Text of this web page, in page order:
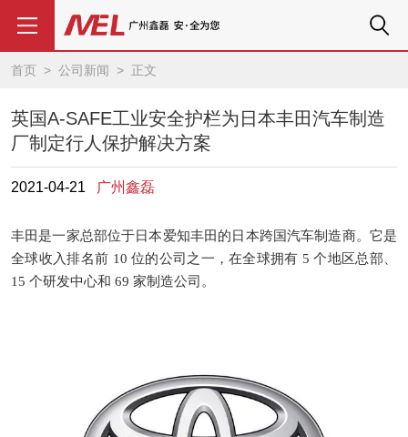
首页 > 公司新闻 > 正文
英国A-SAFE工业安全护栏为日本丰田汽车制造
厂制定行人保护解决方案
2021-04-21 广州鑫磊
丰田是一家总部位于日本爱知丰田的日本跨国汽车制造商。它是
全球收入排名前 10 位的公司之一，在全球拥有 5个地区总部、
15 个研发中心和 69 家制造公司。